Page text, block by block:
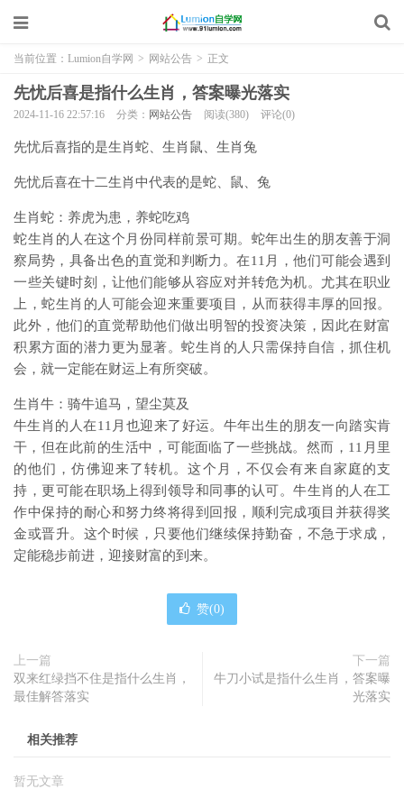
当前位置： Lumion自学网 > 网站公告 > 正文
先忧后喜是指什么生肖，答案曝光落实
2024-11-16 22:57:16 分类： 网站公告 阅读(380) 评论(0)
先忧后喜指的是生肖蛇、生肖鼠、生肖兔
先忧后喜在十二生肖中代表的是蛇、鼠、兔
生肖蛇：养虎为患，养蛇吃鸡
蛇生肖的人在这个月份同样前景可期。蛇年出生的朋友善于洞
察局势，具备出色的直觉和判断力。在11月，他们可能会遇到
一些关键时刻，让他们能够从容应对并转危为机。尤其在职业
上，蛇生肖的人可能会迎来重要项目，从而获得丰厚的回报。
此外，他们的直觉帮助他们做出明智的投资决策，因此在财富
积累方面的潜力更为显著。蛇生肖的人只需保持自信，抓住机
会，就一定能在财运上有所突破。
生肖牛：骑牛追马，望尘莫及
牛生肖的人在11月也迎来了好运。牛年出生的朋友一向踏实肯
干，但在此前的生活中，可能面临了一些挑战。然而，11月里
的他们，仿佛迎来了转机。这个月，不仅会有来自家庭的支
持，更可能在职场上得到领导和同事的认可。牛生肖的人在工
作中保持的耐心和努力终将得到回报，顺利完成项目并获得奖
金或晋升。这个时候，只要他们继续保持勤奋，不急于求成，
定能稳步前进，迎接财富的到来。
赞(0)
上一篇
双来红绿挡不住是指什么生肖，
最佳解答落实
下一篇
牛刀小试是指什么生肖，答案曝
光落实
相关推荐
暂无文章